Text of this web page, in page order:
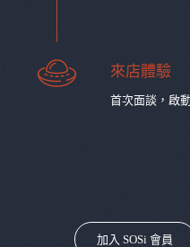
來店體驗
⾸次⾯談，啟
加入 SOSi 會員